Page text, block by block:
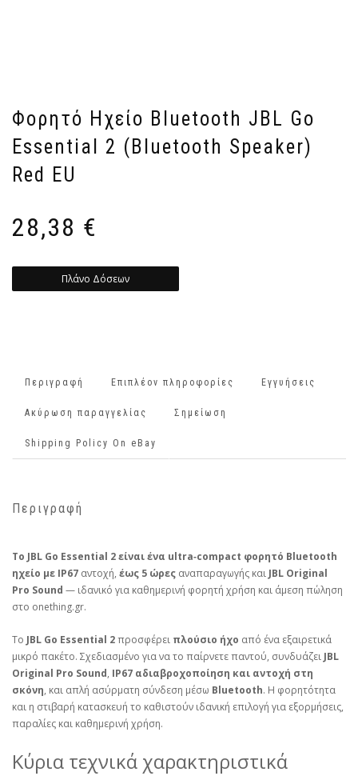
Φορητό Ηχείο Bluetooth JBL Go
Essential 2 (Bluetooth Speaker)
Red EU
28,38 €
Πλάνο Δόσεων
Περιγραφή Επιπλέον πληροφορίες Εγγυήσεις
Ακύρωση παραγγελίας Σημείωση
Shipping Policy On eBay
Περιγραφή
Το JBL Go Essential 2 είναι ένα ultra‑compact φορητό Bluetooth
ηχείο με IP67 αντοχή, έως 5 ώρες αναπαραγωγής και JBL Original
Pro Sound — ιδανικό για καθημερινή φορητή χρήση και άμεση πώληση
στο onething.gr.
Το JBL Go Essential 2προσφέρει πλούσιο ήχο από ένα εξαιρετικά
μικρό πακέτο. Σχεδιασμένο για να το παίρνετε παντού, συνδυάζει JBL
Original Pro Sound, IP67 αδιαβροχοποίηση και αντοχή στη
σκόνη, και απλή ασύρματη σύνδεση μέσω Bluetooth. Η φορητότητα
και η στιβαρή κατασκευή το καθιστούν ιδανική επιλογή για εξορμήσεις,
παραλίες και καθημερινή χρήση.
Κύρια τεχνικά χαρακτηριστικά